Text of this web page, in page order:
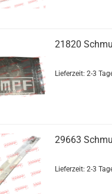
21820
Lieferzeit: 2-3
29663
Lieferzeit: 2-3